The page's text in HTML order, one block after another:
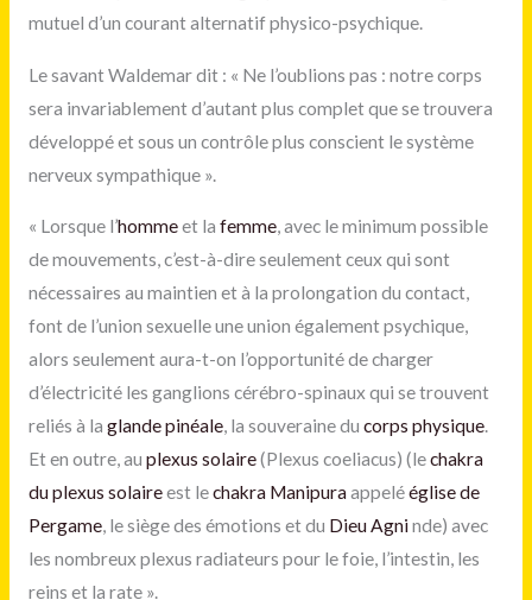
mutuel d’un courant alternatif physico-psychique.
Le savant Waldemar dit : « Ne l’oublions pas : notre corps
sera invariablement d’autant plus complet que se trouvera
développé et sous un contrôle plus conscient le système
nerveux sympathique ».
« Lorsque l’hommeet la femme, avec le minimum possible
de mouvements, c’est-à-dire seulement ceux qui sont
nécessaires au maintien et à la prolongation du contact,
font de l’union sexuelle une union également psychique,
alors seulement aura-t-on l’opportunité de charger
d’électricité les ganglions cérébro-spinaux qui se trouvent
reliés à la glande pinéale, la souveraine du corps physique.
Et en outre, au plexus solaire(Plexus coeliacus) (lechakra
du plexus solaireest lechakra Manipuraappelééglise de
Pergame, le siège des émotions et du Dieu Agninde) avec
les nombreux plexus radiateurs pour le foie, l’intestin, les
reins et la rate ».